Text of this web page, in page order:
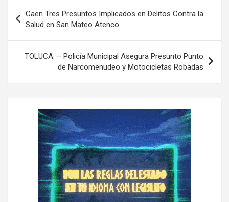
v
a
Caen Tres Presuntos Implicados en Delitos Contra la
Salud en San Mateo Atenco
TOLUCA. – Policía Municipal Asegura Presunto Punto
de Narcomenudeo y Motocicletas Robadas